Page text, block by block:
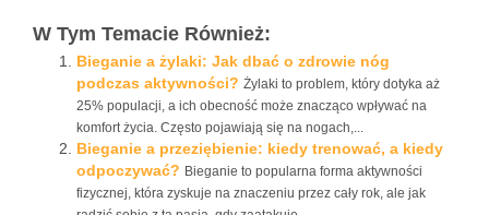
W Tym Temacie Również:
Bieganie a żylaki: Jak dbać o zdrowie nóg
podczas aktywności? Żylaki to problem, który dotyka aż
25% populacji, a ich obecność może znacząco wpływać na
komfort życia. Często pojawiają się na nogach,...
Bieganie a przeziębienie: kiedy trenować, a kiedy
odpoczywać? Bieganie to popularna forma aktywności
fizycznej, która zyskuje na znaczeniu przez cały rok, ale jak